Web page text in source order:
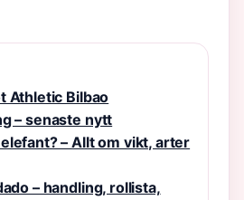
Athletic Bilbao
– senaste nytt
– Allt om vikt, arter
– handling, rollista,